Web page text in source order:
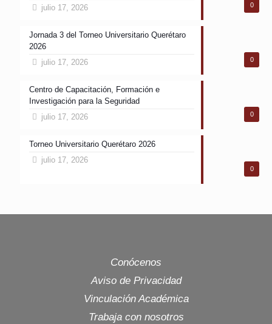
0
julio 17, 2026
0
Jornada 3 del Torneo Universitario Querétaro
2026
julio 17, 2026
0
Centro de Capacitación, Formación e
Investigación para la Seguridad
julio 17, 2026
0
Torneo Universitario Querétaro 2026
julio 17, 2026
Conócenos
Aviso de Privacidad
Vinculación Académica
Trabaja con nosotros